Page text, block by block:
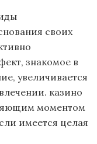
своих
знакомое в
увеличивается
казино
моментом
имеется целая